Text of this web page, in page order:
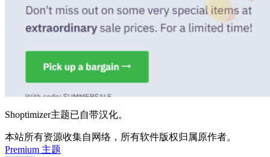
Shoptimizer主题已自带汉化。
本站所有资源收集自网络，所有软件版权归属原作者。
Premium 主题